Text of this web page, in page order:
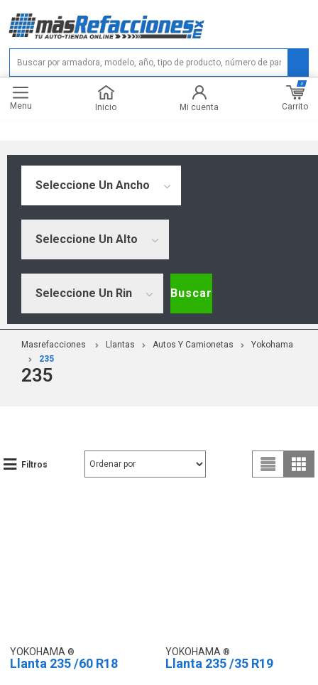
Menu Inicio Mi cuenta Carrito
0
Masrefacciones Llantas Autos Y Camionetas
Yokohama
235
235
Seleccione Un Ancho
Seleccione Un Alto
Seleccione Un Rin Buscar
Filtros
YOKOHAMA
Llanta 235 /60 R18
YOKOHAMA
Llanta 235 /35 R19